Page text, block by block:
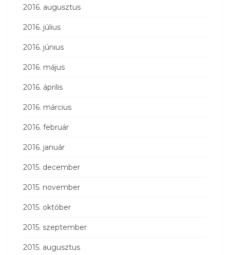
2016. augusztus
2016. július
2016. június
2016. május
2016. április
2016. március
2016. február
2016. január
2015. december
2015. november
2015. október
2015. szeptember
2015. augusztus